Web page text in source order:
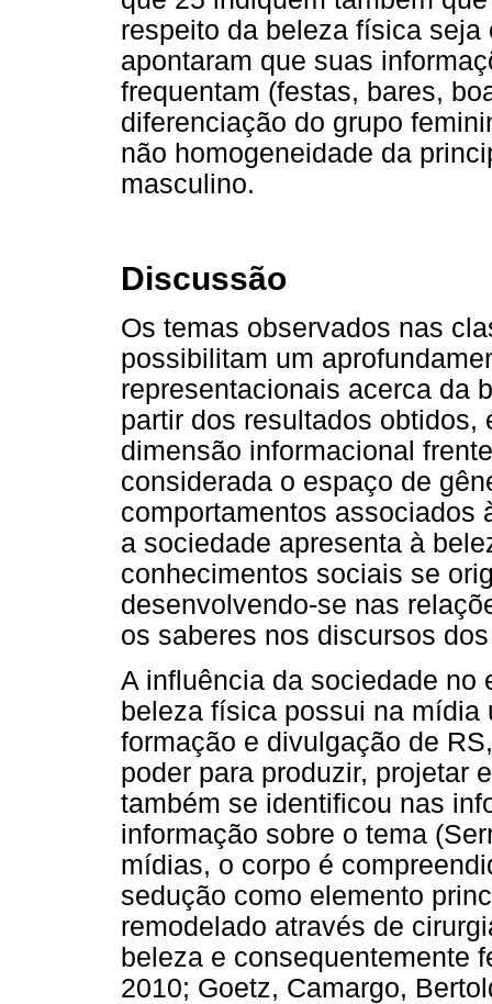
respeito da beleza física
apontaram que suas
frequentam (festas, bares,
diferenciação do grupo
não homogeneidade da
masculino.
Discussão
Os temas observados nas
possibilitam um
representacionais acerca da
partir dos resultados
dimensão informacional
considerada o espaço de
comportamentos associados
a sociedade apresenta à
conhecimentos sociais se
desenvolvendo-se nas
os saberes nos discursos
A influência da sociedade no
beleza física possui na mídia
formação e divulgação de
poder para produzir, projetar
também se identificou nas
informação sobre o tema
mídias, o corpo é
sedução como elemento
remodelado através de
beleza e consequentemente
2010; Goetz, Camargo,